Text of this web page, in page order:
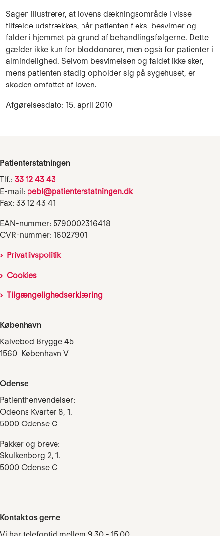
Sagen illustrerer, at lovens dækningsområde i visse
tilfælde udstrækkes, når patienten f.eks. besvimer og
falder i hjemmet på grund af behandlingsfølgerne. Dette
gælder ikke kun for bloddonorer, men også for patienter i
almindelighed. Selvom besvimelsen og faldet ikke sker,
mens patienten stadig opholder sig på sygehuset, er
skaden omfattet af loven.
Afgørelsesdato: 15. april 2010
Patienterstatningen
Tlf.: 33 12 43 43
E-mail: pebl@patienterstatningen.dk
Fax: 33 12 43 41
EAN-nummer: 5790002316418
CVR-nummer: 16027901
Privatlivspolitik
Cookies
Tilgængelighedserklæring
København
Kalvebod Brygge 45
1560 København V
Odense
Patienthenvendelser:
Odeons Kvarter 8, 1.
5000 Odense C
Pakker og breve:
Skulkenborg 2, 1.
5000 Odense C
Kontakt os gerne